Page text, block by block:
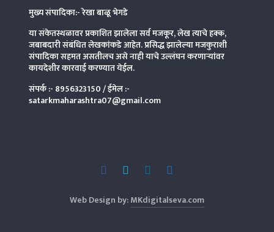
मुख्य संपादिका:- रेखा बाळू भेगडे
या संकेतस्थळावर प्रकाशित झालेला सर्व मजकूर, लेख त्याचे हक्क,
जबाबदारी संबंधित लेखकांकडे आहेत. प्रसिद्ध झालेल्या मजकुराशी
संपादिकासहमत असतीलच असे नाही याचे उल्लंघन करणाऱ्यांवर
कायदेशीर कारवाई करण्यात येईल.
संपर्क :- 8956323150/ ईमेल :-
satarkmaharashtra07@gmail.com
Web Design by:MKdigitalseva.com